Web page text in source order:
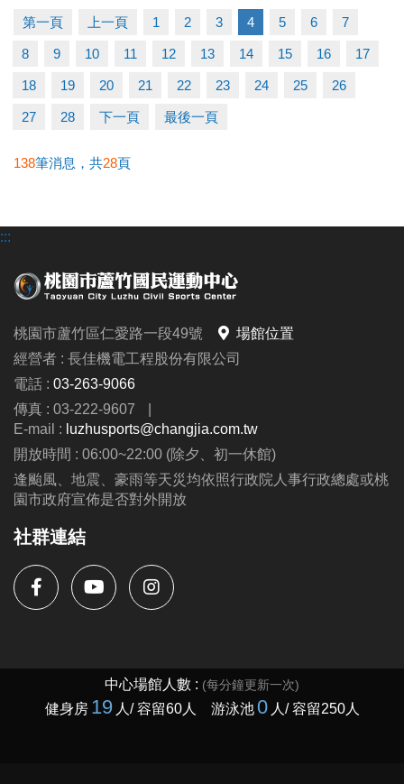
一般-----6/1至6/21享95折
多梯優惠---兩梯9折/三梯88折/五梯85折
◆泳力試煉營
超早鳥---5/10前享85折
一般-----6/1至6/30(一梯95折/兩梯9折/三梯88折)
早鳥---至6/28前
6/28後報名 凡參加過耕斗耘或上課學員享9折優惠
◆伊索教育科學全日營
第一周---$4900
第二周至第九周---$8300
(可與蘆運夏令營並行優惠呦、泳池、耕斗耘除外
連絡資訊
-洽詢專線：03-2639066 #115、116
https://www.lzsports.com.tw/zh_TW/news/pageID/1/
-FB : 桃園市蘆竹國民運動中心
-IG : @luzhusports
第一頁 上一頁 1 2 3 4 5 6 7
8 9 10 11 12 13 14 15 16 17
18 19 20 21 22 23 24 25 26
27 28 下一頁 最後一頁
138筆消息，共28頁
:::
桃園市蘆竹區仁愛路一段49號
場館位置
經營者 : 長佳機電工程股份有限公司
電話 : 03-263-9066
傳真 : 03-222-9607
|
E-mail : luzhusports@changjia.com.tw
開放時間 : 06:00~22:00 (除夕、初一休館)
逢颱風、地震、豪雨等天災均依照行政院人事行政總處或桃
園市政府宣佈是否對外開放
社群連結